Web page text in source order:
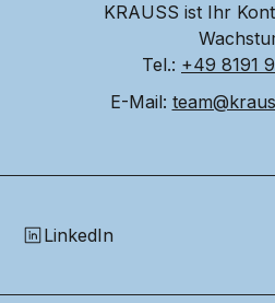
KRAUSS ist Ihr
Tel.: +49 8191
E-Mail:
LinkedIn